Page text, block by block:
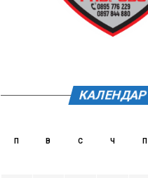
КАЛЕНДАР
П В С Ч П